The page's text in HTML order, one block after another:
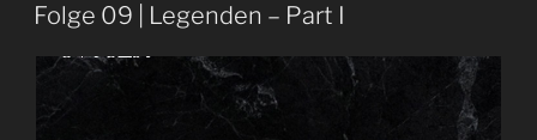
Folge 09 | Legenden – Part I